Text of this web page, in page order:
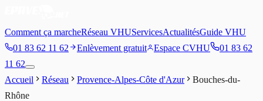
Comment ça marcheRéseau VHUServicesActualitésGuide VHU
01 83 62 11 62
Enlèvement gratuit Espace CVHU
01 83 62
11 62
Accueil
Réseau Provence-Alpes-Côte d'Azur
Bouches-du-
Rhône